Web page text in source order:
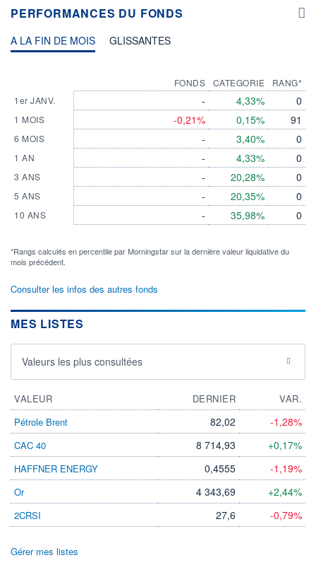
PERFORMANCES DU FONDS
A LA FIN DE MOIS GLISSANTES
1er JANV.
1 MOIS
6 MOIS
1 AN
3 ANS
5 ANS
10 ANS
FONDS
-
-0,21%
-
-
-
-
-
CATEGORIE
4,33%
0,15%
3,40%
4,33%
20,28%
20,35%
35,98%
RANG*
0
91
0
0
0
0
0
*Rangs calculés en percentile par Morningstar sur la dernière valeur liquidative du
mois précédent.
Consulter les infos des autres fonds
MES LISTES
Valeurs les plus consultées
VALEUR DERNIER
VAR.
Pétrole Brent
82,02 -1,28%
CAC 40 8 714,93 +0,17%
HAFFNER ENERGY 0,4555 -1,19%
Or 4 343,69 +2,44%
2CRSI 27,6 -0,79%
Gérer mes listes